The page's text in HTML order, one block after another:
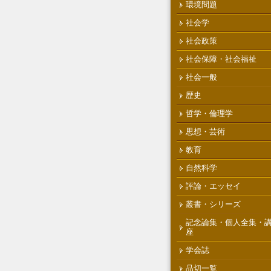
環境問題
社会学
社会政策
社会保障・社会福祉
社会一般
歴史
哲学・倫理学
思想・芸術
教育
自然科学
評論・エッセイ
叢書・シリーズ
記念論集・個人全集・
座
学会誌
品切一覧